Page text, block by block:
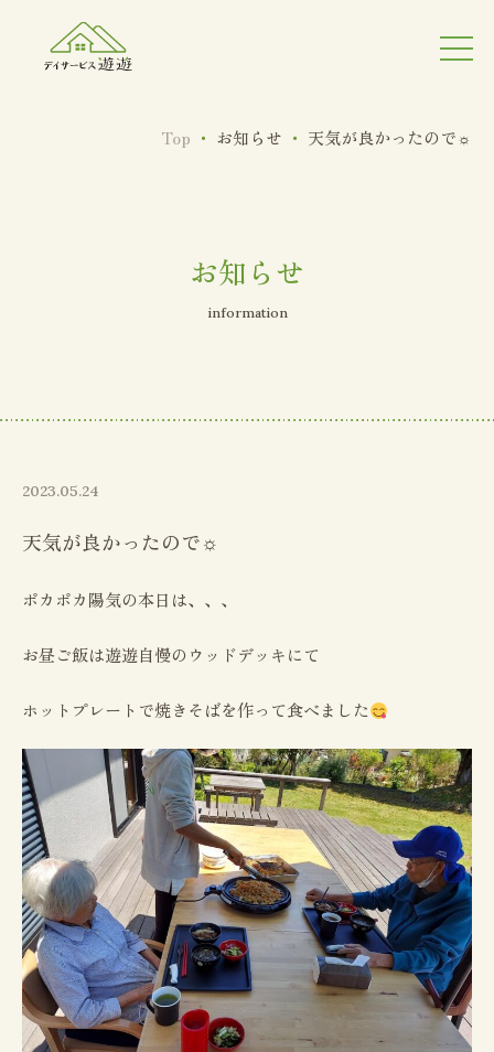
Top ・ お知らせ ・ 天気が良かったので☼
お知らせ
information
2023.05.24
天気が良かったので☼
ポカポカ陽気の本日は、、、
お昼ご飯は遊遊自慢のウッドデッキにて
ホットプレートで焼きそばを作って食べました